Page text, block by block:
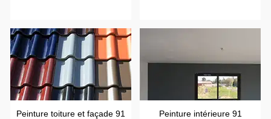
Peinture toiture et façade 91 Peinture intérieure 91